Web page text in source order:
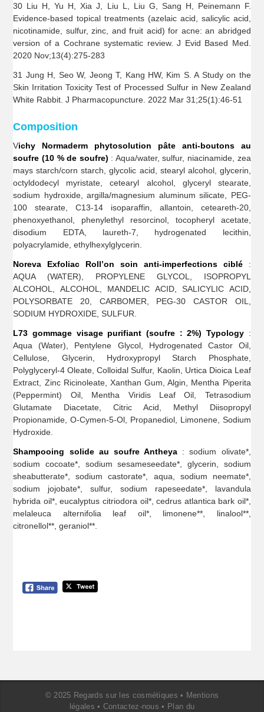
30 Liu H, Yu H, Xia J, Liu L, Liu G, Sang H, Peinemann F.
Evidence-based topical treatments (azelaic acid, salicylic acid,
nicotinamide, sulfur, zinc, and fruit acid) for acne: an abridged
version of a Cochrane systematic review. J Evid Based Med.
2020 Nov;13(4):275-283
31 Jung H, Seo W, Jeong T, Kang HW, Kim S. A Study on the
Skin Irritation Toxicity Test of Processed Sulfur in New Zealand
White Rabbit. J Pharmacopuncture. 2022 Mar 31;25(1):46-51
Composition
Vichy Normaderm phytosolution pâte anti-boutons au
soufre (10 % de soufre) : Aqua/water, sulfur, niacinamide, zea
mays starch/corn starch, glycolic acid, stearyl alcohol, glycerin,
octyldodecyl myristate, cetearyl alcohol, glyceryl stearate,
sodium hydroxide, argilla/magnesium aluminum silicate, PEG-
100 stearate, C13-14 isoparaffin, allantoin, ceteareth-20,
phenoxyethanol, phenylethyl resorcinol, tocopheryl acetate,
disodium EDTA, laureth-7, hydrogenated lecithin,
polyacrylamide, ethylhexylglycerin.
Noreva Exfoliac Roll’on soin anti-imperfections ciblé:
AQUA (WATER), PROPYLENE GLYCOL, ISOPROPYL
ALCOHOL, ALCOHOL, MANDELIC ACID, SALICYLIC ACID,
POLYSORBATE 20, CARBOMER, PEG-30 CASTOR OIL,
SODIUM HYDROXIDE, SULFUR.
L73 gommage visage purifiant (soufre : 2%) Typology:
Aqua (Water), Pentylene Glycol, Hydrogenated Castor Oil,
Cellulose, Glycerin, Hydroxypropyl Starch Phosphate,
Polyglyceryl-4 Oleate, Colloidal Sulfur, Kaolin, Urtica Dioica Leaf
Extract, Zinc Ricinoleate, Xanthan Gum, Algin, Mentha Piperita
(Peppermint) Oil, Mentha Viridis Leaf Oil, Tetrasodium
Glutamate Diacetate, Citric Acid, Methyl Diisopropyl
Propionamide, O-Cymen-5-Ol, Propanediol, Limonene, Sodium
Hydroxide.
Shampooing solide au soufre Antheya : sodium olivate*,
sodium cocoate*, sodium sesameseedate*, glycerin, sodium
sheabutterate*, sodium castorate*, aqua, sodium neemate*,
sodium jojobate*, sulfur, sodium rapeseedate*, lavandula
hybrida oil*, eucalyptus citriodora oil*, cedrus atlantica bark oil*,
melaleuca alternifolia leaf oil*, limonene**, linalool**,
citronellol**, geraniol**.
© 2025 Regards sur les cosmétiques • Mentions
légales • Contactez-nous • Plan du